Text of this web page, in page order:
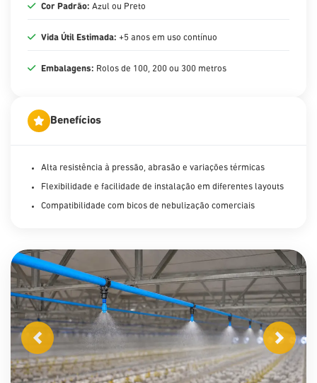
Cor Padrão: Azul ou Preto
Vida Útil Estimada: +5 anos em uso contínuo
Embalagens: Rolos de 100, 200 ou 300 metros
Benefícios
Alta resistência à pressão, abrasão e variações térmicas
Flexibilidade e facilidade de instalação em diferentes layouts
Compatibilidade com bicos de nebulização comerciais
Anterior Próximo